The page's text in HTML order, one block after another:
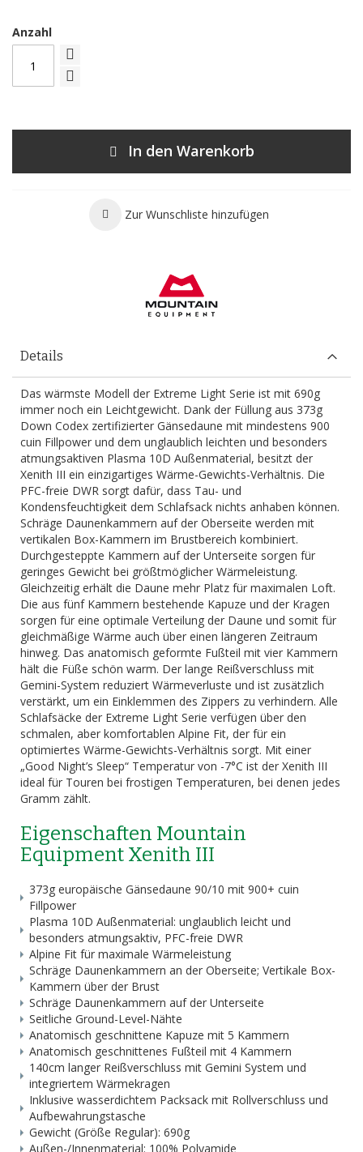
Anzahl
In den Warenkorb
Zur Wunschliste hinzufügen
Details
Das wärmste Modell der Extreme Light Serie ist mit 690g
immer noch ein Leichtgewicht. Dank der Füllung aus 373g
Down Codex zertifizierter Gänsedaune mit mindestens 900
cuin Fillpower und dem unglaublich leichten und besonders
atmungsaktiven Plasma 10D Außenmaterial, besitzt der
Xenith III ein einzigartiges Wärme-Gewichts-Verhältnis. Die
PFC-freie DWR sorgt dafür, dass Tau- und
Kondensfeuchtigkeit dem Schlafsack nichts anhaben können.
Schräge Daunenkammern auf der Oberseite werden mit
vertikalen Box-Kammern im Brustbereich kombiniert.
Durchgesteppte Kammern auf der Unterseite sorgen für
geringes Gewicht bei größtmöglicher Wärmeleistung.
Gleichzeitig erhält die Daune mehr Platz für maximalen Loft.
Die aus fünf Kammern bestehende Kapuze und der Kragen
sorgen für eine optimale Verteilung der Daune und somit für
gleichmäßige Wärme auch über einen längeren Zeitraum
hinweg. Das anatomisch geformte Fußteil mit vier Kammern
hält die Füße schön warm. Der lange Reißverschluss mit
Gemini-System reduziert Wärmeverluste und ist zusätzlich
verstärkt, um ein Einklemmen des Zippers zu verhindern. Alle
Schlafsäcke der Extreme Light Serie verfügen über den
schmalen, aber komfortablen Alpine Fit, der für ein
optimiertes Wärme-Gewichts-Verhältnis sorgt. Mit einer
„Good Night’s Sleep“ Temperatur von -7°C ist der Xenith III
ideal für Touren bei frostigen Temperaturen, bei denen jedes
Gramm zählt.
Eigenschaften Mountain
Equipment Xenith III
373g europäische Gänsedaune 90/10 mit 900+ cuin
Fillpower
Plasma 10D Außenmaterial: unglaublich leicht und
besonders atmungsaktiv, PFC-freie DWR
Alpine Fit für maximale Wärmeleistung
Schräge Daunenkammern an der Oberseite; Vertikale Box-
Kammern über der Brust
Schräge Daunenkammern auf der Unterseite
Seitliche Ground-Level-Nähte
Anatomisch geschnittene Kapuze mit 5 Kammern
Anatomisch geschnittenes Fußteil mit 4 Kammern
140cm langer Reißverschluss mit Gemini System und
integriertem Wärmekragen
Inklusive wasserdichtem Packsack mit Rollverschluss und
Aufbewahrungstasche
Gewicht (Größe Regular): 690g
Außen-/Innenmaterial: 100% Polyamide